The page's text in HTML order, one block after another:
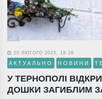
20 ЛЮТОГО 2025, 18:26
АКТУАЛЬНО НОВИНИ
У ТЕРНОПОЛІ
ДОШКИ ЗАГИБЛИМ